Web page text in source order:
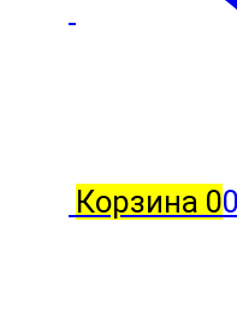
Корзина 0